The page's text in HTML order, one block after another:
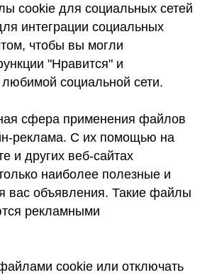
cookie для социальных сетей
интеграции социальных
чтобы вы могли
"Нравится" и
социальной сети.
сфера применения файлов
реклама. С их помощью на
и других веб-сайтах
наиболее полезные и
вас объявления. Такие файлы
рекламными
cookie или отключать